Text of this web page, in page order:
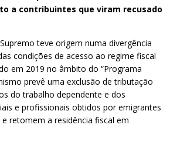
a contribuintes que viram recusado
teve origem numa divergência
condições de acesso ao regime fiscal
em 2019 no âmbito do “Programa
prevê uma exclusão de tributação
do trabalho dependente e dos
e profissionais obtidos por emigrantes
retomem a residência fiscal em